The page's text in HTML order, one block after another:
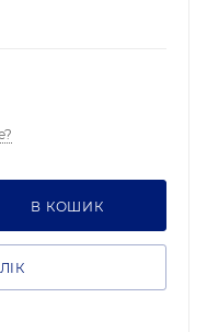
В КОШИК